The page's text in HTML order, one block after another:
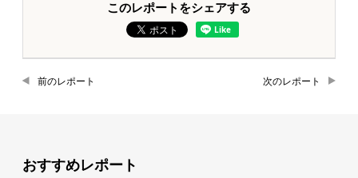
このレポートをシェアする
前のレポート 次のレポート
おすすめレポート